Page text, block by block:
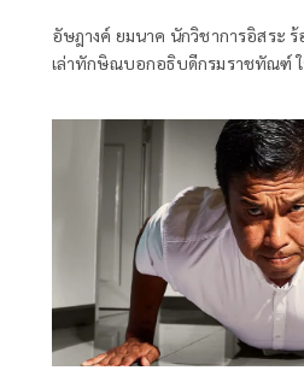
อัษฎางค์ ยมนาค นักวิชาการอิสระ ร้
เล่าทักษิณบอกอธิบดีกรมราชทัณฑ์ ให้